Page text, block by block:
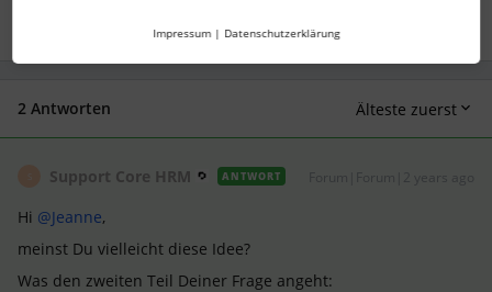
2 Antworten Älteste zuerst
Support Core HRM ANTWORT
Hi @Jeanne,
meinst Du vielleicht diese Idee?
Was den zweiten Teil Deiner Frage angeht:
Impressum | Datenschutzerklärung